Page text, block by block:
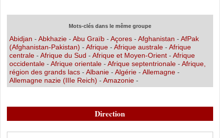
Mots-clés dans le même groupe
Abidjan - Abkhazie- Abu Graïb- Açores- Afghanistan - AfPak
(Afghanistan-Pakistan) - Afrique- Afrique australe- Afrique
centrale - Afrique du Sud - Afrique et Moyen-Orient - Afrique
occidentale - Afrique orientale - Afrique septentrionale - Afrique,
région des grands lacs- Albanie - Algérie - Allemagne -
Allemagne nazie (IIIe Reich) - Amazonie-
Direction